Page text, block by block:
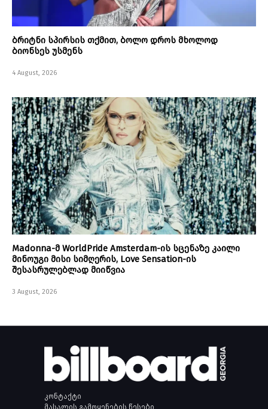
ბრიტნი სპირსის თქმით, ბოლო დროს მხოლოდ
ბიონსეს უსმენს
4 August, 2026
Madonna-მ WorldPride Amsterdam-ის სცენაზე კაილი
მინოუგი მისი სიმღერის, Love Sensation-ის
შესასრულებლად მიიწვია
3 August, 2026
კონტაქტი
მასალის გამოყენების წესები